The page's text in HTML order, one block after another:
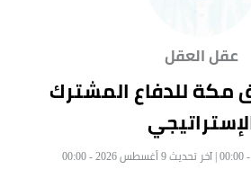
عقل العقل
مكة للدفاع المشترك